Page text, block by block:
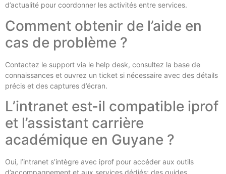
d’actualité pour coordonner les activités entre services.
Comment obtenir de l’aide en
cas de problème ?
Contactez le support via le help desk, consultez la base de
connaissances et ouvrez un ticket si nécessaire avec des détails
précis et des captures d’écran.
L’intranet est-il compatible iprof
et l’assistant carrière
académique en Guyane ?
Oui, l’intranet s’intègre avec iprof pour accéder aux outils